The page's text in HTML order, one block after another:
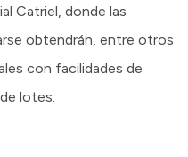
Catriel, donde las
obtendrán, entre otros
con facilidades de
lotes.